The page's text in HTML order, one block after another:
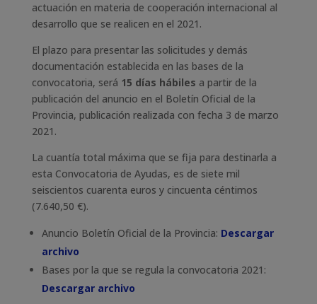
actuación en materia de cooperación internacional al
desarrollo que se realicen en el 2021.
El plazo para presentar las solicitudes y demás
documentación establecida en las bases de la
convocatoria, será 15 días hábiles a partir de la
publicación del anuncio en el Boletín Oficial de la
Provincia, publicación realizada con fecha 3 de marzo
2021.
La cuantía total máxima que se fija para destinarla a
esta Convocatoria de Ayudas, es de siete mil
seiscientos cuarenta euros y cincuenta céntimos
(7.640,50 €).
Anuncio Boletín Oficial de la Provincia: Descargar
archivo
Bases por la que se regula la convocatoria 2021:
Descargar archivo